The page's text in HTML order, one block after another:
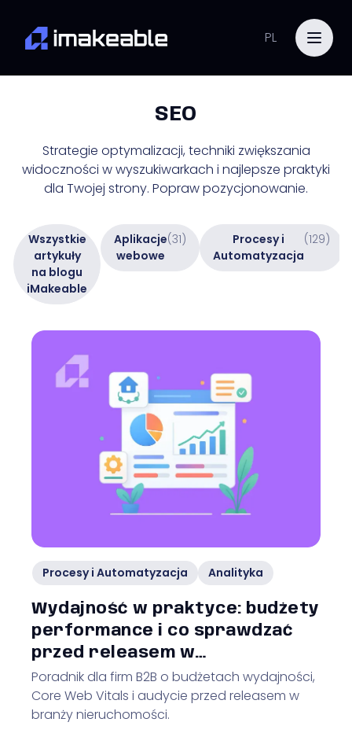
PL
SEO
Strategie optymalizacji, techniki zwiększania
widoczności w wyszukiwarkach i najlepsze praktyki
dla Twojej strony. Popraw pozycjonowanie.
Wszystkie
artykuły
na blogu
iMakeable
Aplikacje
webowe
(31)
Procesy i
Automatyzacja
(129)
Procesy i Automatyzacja Analityka
Wydajność w praktyce: budżety
performance i co sprawdzać
przed releasem w
nieruchomościach
Poradnik dla firm B2B o budżetach wydajności,
Core Web Vitals i audycie przed releasem w
branży nieruchomości.